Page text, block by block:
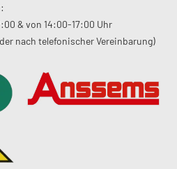
:
& von 14:00-17:00 Uhr
nach telefonischer Vereinbarung)